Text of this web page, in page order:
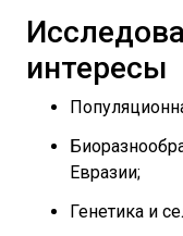
интересы
Евразии;
Генетика и